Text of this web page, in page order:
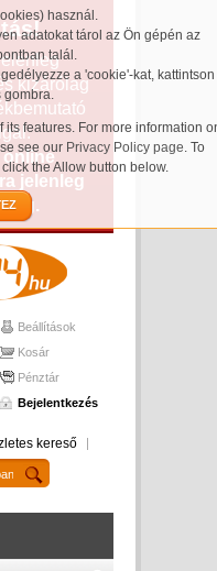
használ.
adatokat tárol az Ön gépén az
talál.
a 'cookie'-kat, kattintson
gombra.
features. For more information
see our Privacy Policy page. To
the Allow button below.
kizárólag
online
jelenleg
Beállítások
Kosár
Pénztár
Bejelentkezés
kereső